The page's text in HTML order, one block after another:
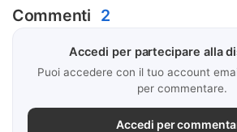
Commenti 2
Accedi per partecipare alla
Puoi accedere con il tuo account
per commentare.
Accedi per